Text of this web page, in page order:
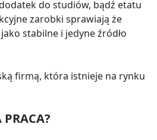
do studiów, bądź etatu
zarobki sprawiają że
stabilne i jedyne źródło
firmą, która istnieje na rynku
PRACA?